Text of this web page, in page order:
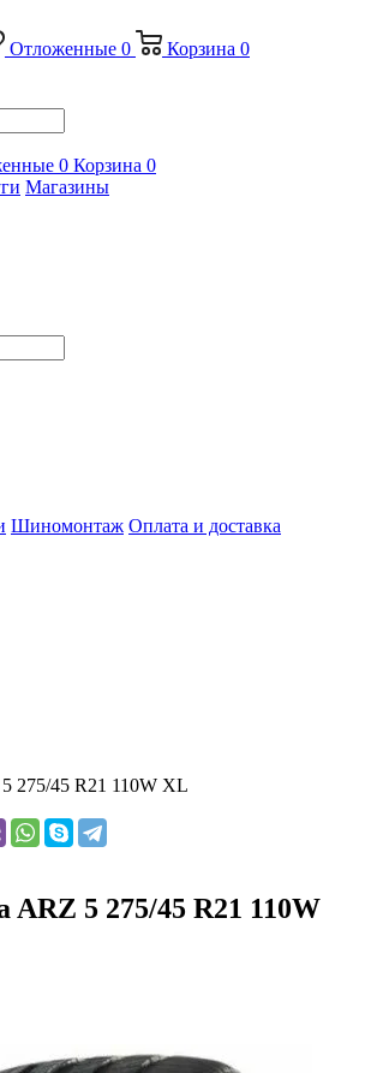
Отложенные 0 Корзина 0
0 Корзина 0
Магазины
Шиномонтаж Оплата и доставка
275/45 R21 110W XL
5 275/45 R21 110W